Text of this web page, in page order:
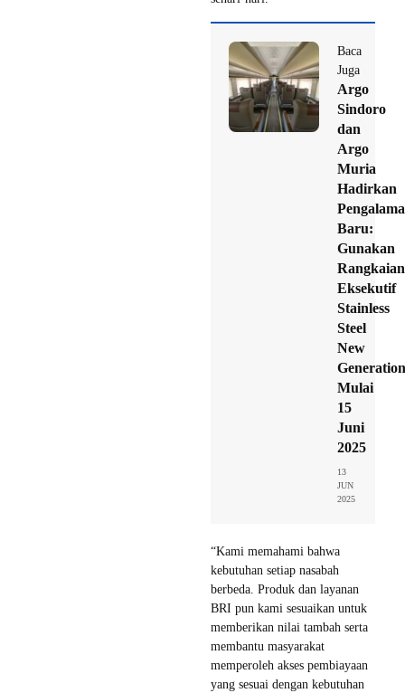
Baca
Juga
Argo
Sindoro
dan
Argo
Muria
Hadirkan
Baru:
Gunakan
Rangkaian
Eksekutif
Stainless
Steel
New
Generation
Mulai
15
Juni
2025
13
JUN
2025
“Kami memahami bahwa
kebutuhan setiap nasabah
berbeda. Produk dan layanan
BRI pun kami sesuaikan untuk
memberikan nilai tambah serta
membantu masyarakat
memperoleh akses pembiayaan
yang sesuai dengan kebutuhan